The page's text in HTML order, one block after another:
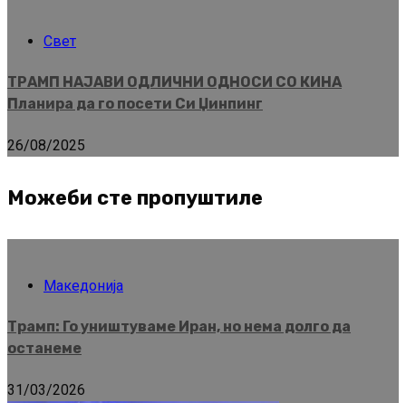
Свет
ТРАМП НАЈАВИ ОДЛИЧНИ ОДНОСИ СО КИНА
Планира да го посети Си Џинпинг
26/08/2025
Можеби сте пропуштиле
Македонија
Трамп: Го уништуваме Иран, но нема долго да
останеме
31/03/2026